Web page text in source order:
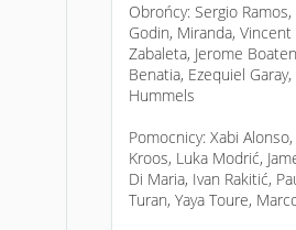
Obrońcy: Sergio
Godin, Miranda,
Zabaleta, Jerome
Benatia, Ezequiel
Hummels
Pomocnicy: Xabi
Kroos, Luka Modrić,
Di Maria, Ivan Rakitić,
Turan, Yaya Toure,